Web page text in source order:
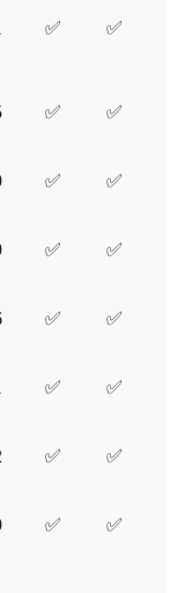
✅ ✅
✅ ✅
✅ ✅
✅ ✅
✅ ✅
✅ ✅
✅ ✅
✅ ✅